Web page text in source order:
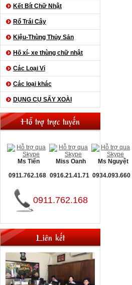
Kết Bít Chữ Nhật
Rổ Trái Cây
Kiệu-Thùng Thủy Sản
Hố xí- xe thùng chữ nhật
Các Loại Vỉ
Các loại khác
DỤNG CỤ SẤY XOÀI
Hỗ trợ trực tuyến
Ms Tiến
0911.762.168
Miss Oanh
0916.21.41.71
Ms Nguyệt
0934.093.660
0911.762.168
Liên kết